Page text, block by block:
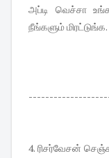
அப்டி வெச்சா
நீங்களும் மிரட்டுங்க.
4. ரிசர்வேசன்